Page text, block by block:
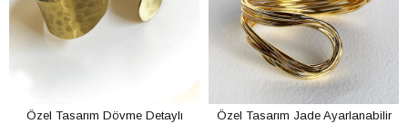
Özel Tasarım Dövme Detaylı
Özel Tasarım Jade Ayarlanabilir